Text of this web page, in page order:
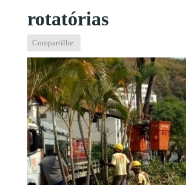
rotatórias
Compartilhe: